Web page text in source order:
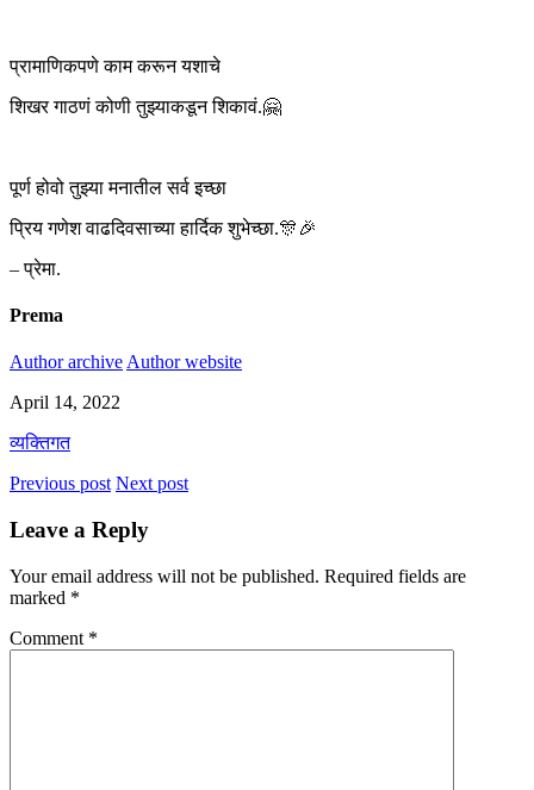
प्रामाणिकपणे काम करून यशाचे
शिखर गाठणं कोणी तुझ्याकडून शिकावं.🤗
पूर्ण होवो तुझ्या मनातील सर्व इच्छा
प्रिय गणेश वाढदिवसाच्या हार्दिक शुभेच्छा.🎊🎉
– प्रेमा.
Prema
Author archiveAuthor website
April 14, 2022
व्यक्तिगत
Previous post Next post
Leave a Reply
Your email address will not be published. Required fields are
marked *
Comment *